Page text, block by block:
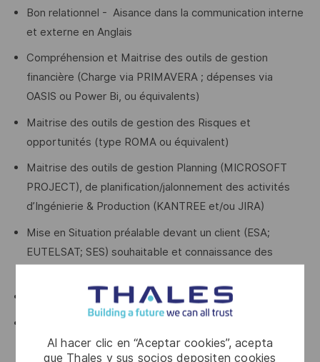
Al hacer clic en “Aceptar cookies”, acepta
que Thales y sus socios depositen cookies
Bon relationnel - Aisance dans la communication interne
et externe en Anglais
Compréhension et Maitrise des outils de gestion
financière (Charge via PRIMAVERA ; dépenses via
OASIS ou Power Bi, ou équivalents)
Maitrise des outils de gestion des Risques et
opportunités (type ROMA ou équivalent)
Maitrise des outils de gestion Planning (MICROSOFT
PROJECT), de planification/jalonnement des activités
d’Ingénierie & Production (KANTREE et/ou JIRA)
Mise en Situation préalable devant un client (ESA;
EUTELSAT; SES) souhaitable et connaissance des
Gestion Budget programme 10 à 50M€
AIC.) : 20-50 personnes